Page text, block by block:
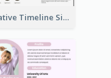
Creative Timeline Simple Resume